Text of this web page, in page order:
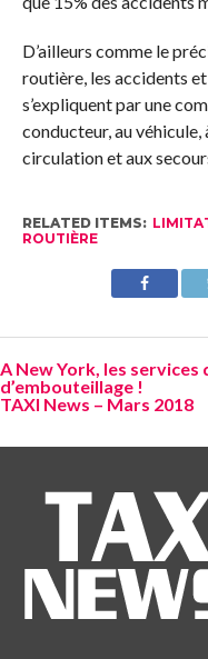
D’ailleurs comme le
routière, les accidents
s’expliquent par une
conducteur, au
circulation et aux
RELATED ITEMS:
ROUTIÈRE
A New York, les services
d’embouteillage !
TAXI News – Mars 2018